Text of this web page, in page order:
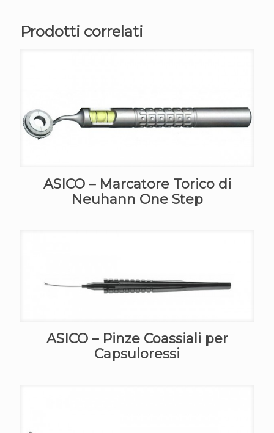
Prodotti correlati
ASICO – Marcatore Torico di
Neuhann One Step
ASICO – Pinze Coassiali per
Capsuloressi